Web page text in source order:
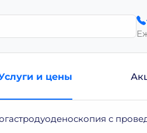
и цены
с